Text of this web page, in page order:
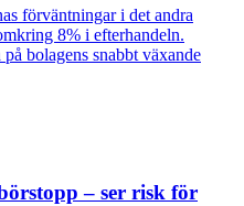
förväntningar i det andra
8% i efterhandeln.
bolagens snabbt växande
– ser risk för